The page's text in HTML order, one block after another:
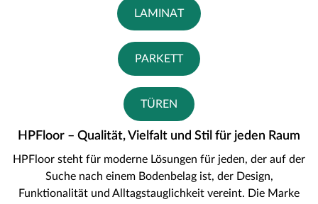
LAMINAT
PARKETT
TÜREN
HPFloor – Qualität, Vielfalt und Stil für jeden Raum
HPFloor steht für moderne Lösungen für jeden, der auf der
Suche nach einem Bodenbelag ist, der Design,
Funktionalität und Alltagstauglichkeit vereint. Die Marke